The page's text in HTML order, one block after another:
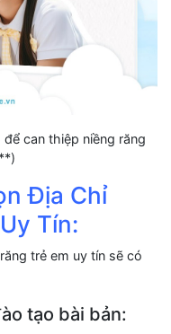
can thiệp niềng răng
Địa Chỉ
Tín:
trẻ em uy tín sẽ có
tạo bài bản: